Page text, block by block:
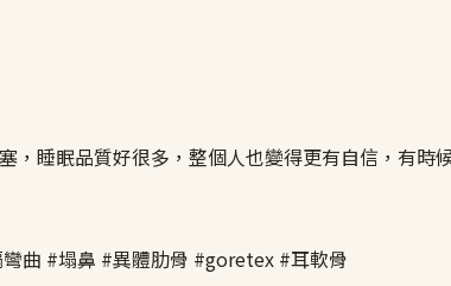
，睡眠品質好很多，整個人也變得更有自信，有時
曲 #塌鼻 #異體肋骨 #goretex #耳軟骨